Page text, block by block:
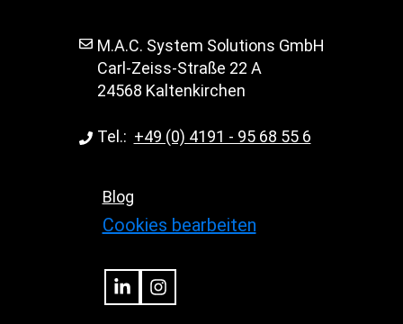
M.A.C. System Solutions GmbH
Carl-Zeiss-Straße 22 A
24568 Kaltenkirchen
Tel.: +49 (0) 4191 - 95 68 55 6
Blog
Cookies bearbeiten